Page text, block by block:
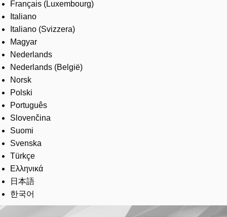
Français (Luxembourg)
Italiano
Italiano (Svizzera)
Magyar
Nederlands
Nederlands (België)
Norsk
Polski
Português
Slovenčina
Suomi
Svenska
Türkçe
Ελληνικά
日本語
한국어